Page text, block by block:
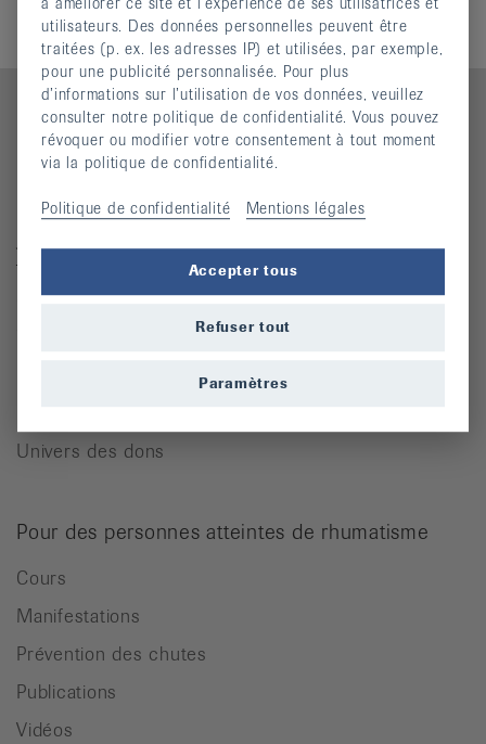
Contact
Ligue suisse contre le rhumatisme
Josefstrasse 92, 8005 Zürich
Téléphone: 044 487 40 00
Coordonnées bancaires
Commande Téléphone: 044 487 40 10
Univers des dons
Pour des personnes atteintes de rhumatisme
Cours
Manifestations
Prévention des chutes
Publications
Vidéos
utilisateurs. Des données personnelles peuvent être
traitées (p. ex. les adresses IP) et utilisées, par exemple,
pour une publicité personnalisée. Pour plus
d’informations sur l’utilisation de vos données, veuillez
consulter notre politique de confidentialité. Vous pouvez
révoquer ou modifier votre consentement à tout moment
via la politique de confidentialité.
Politique de confidentialité Mentions légales
Accepter tous
Refuser tout
Paramètres